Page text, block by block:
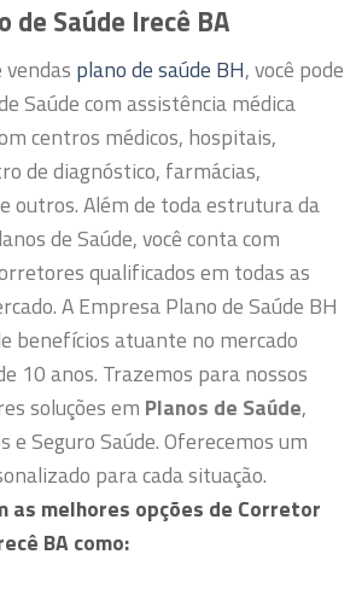
de Saúde Irecê BA
plano de saúde BH, você pode
Saúde com assistência médica
centros médicos, hospitais,
de diagnóstico, farmácias,
outros.Além de toda estrutura da
de Saúde, você conta com
qualificados em todas as
A Empresa Plano de Saúde BH
benefícios atuante no mercado
10 anos. Trazemos para nossos
soluções em Planos de Saúde,
e Seguro Saúde. Oferecemos um
para cada situação.
as melhores opções de Corretor
BA como: